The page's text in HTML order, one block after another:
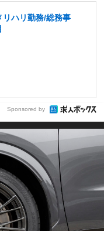
リハリ勤務/総務事
Sponsored by